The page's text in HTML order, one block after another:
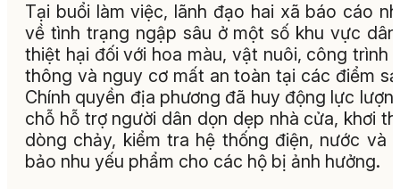
Tại buổi làm việc, lãnh đạo hai xã báo cáo
về tình trạng ngập sâu ở một số khu vực
thiệt hại đối với hoa màu, vật nuôi, công trình
thông và nguy cơ mất an toàn tại các điểm
Chính quyền địa phương đã huy động lực
chỗ hỗ trợ người dân dọn dẹp nhà cửa, khơi
dòng chảy, kiểm tra hệ thống điện, nước và
bảo nhu yếu phẩm cho các hộ bị ảnh hưởng.